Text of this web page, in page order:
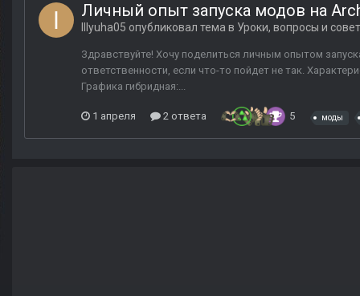
Личный опыт запуска модов на
Illyuha05 опубликовал тема в Уроки, вопросы и
Здравствуйте! Хочу поделиться личным опытом
ответственности, если что-то пойдет не так.
Графика гибридная:...
1 апреля 2 ответа 5 моды